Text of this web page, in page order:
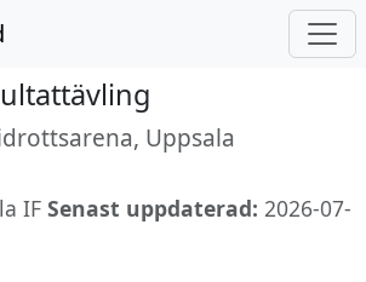
Uppsala
IF Senast uppdaterad: 2026-07-